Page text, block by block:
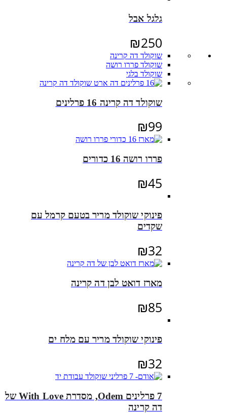
גלגל אבל
₪250
שוקולד דה קרינה
שוקולד פררו רושה
שוקולד בלגי
שוקולד דה קרינה 16 פרלינים
₪99
פררו רושה 16 כדורים
₪45
פינוקי שוקולד מריר בטעם קרמל עם
שקדים
₪32
מארז דואט לבן דה קרינה
₪85
פינוקי שוקולד מריר עם מלח ים
₪32
7 פרלינים Odem, מסדרת With Love של
דה קרינה